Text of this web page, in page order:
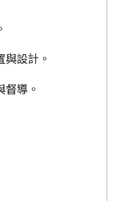
設計。
導。